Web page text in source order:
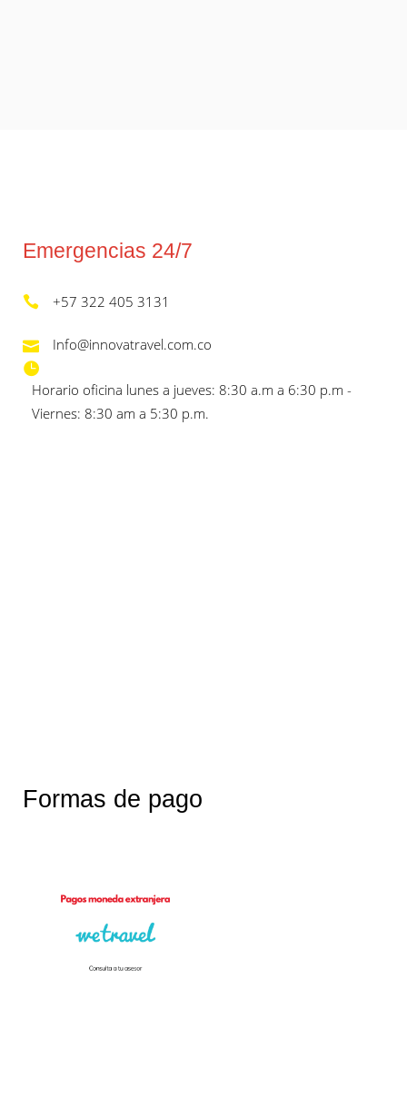
Emergencias 24/7
+57 322 405 3131
Info@innovatravel.com.co
Horario oficina lunes a jueves: 8:30 a.m a 6:30 p.m -
Viernes: 8:30 am a 5:30 p.m.
Formas de pago